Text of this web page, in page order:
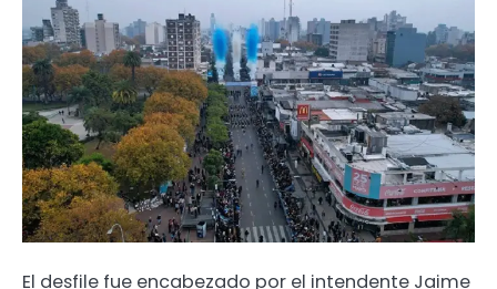
El desfile fue encabezado por el intendente Jaime